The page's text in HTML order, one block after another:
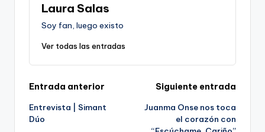
Laura Salas
Soy fan, luego existo
Ver todas las entradas
Navegación
de
Entrada anterior
Entrevista | Simant
Dúo
Siguiente entrada
Juanma Onse nos toca
el corazón con